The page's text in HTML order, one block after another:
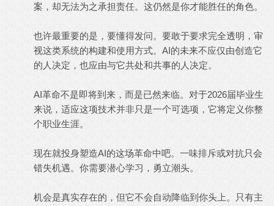
案，却无法为之承担责任。这仍然是你才能胜任的角色。
也许最重要的是，要懂得发问。要敢于要求完全透明，审
视这类系统的构建和使用方式。AI的未来不应仅由创造它
的人决定，也应由与它共处和共事的人决定。
AI革命不是即将到来，而是已然来临。对于2026届毕业生
来说，适应这项技术并非只是一个可选项，它将定义你整
个职业生涯。
现在就投身塑造AI的这场革命中吧。一味排斥或对抗只会
错失机遇。你需要潜心学习，勇立潮头。
机会是真实存在的，但它不会自动降临到你头上。只有主